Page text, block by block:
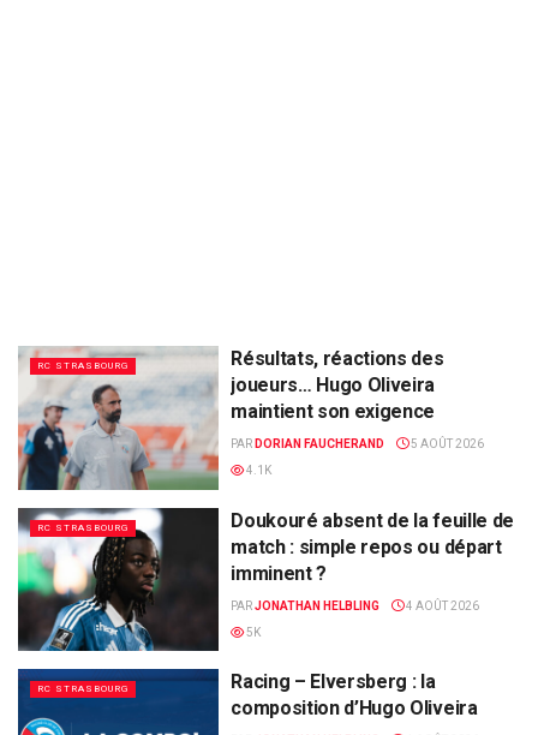
RC STRASBOURG
Résultats, réactions des
joueurs… Hugo Oliveira
maintient son exigence
PAR DORIAN FAUCHERAND
5 AOÛT 2026
4.1K
RC STRASBOURG
Doukouré absent de la feuille de
match : simple repos ou départ
imminent ?
PARJONATHAN HELBLING
4 AOÛT 2026
5K
RC STRASBOURG
Racing – Elversberg : la
composition d’Hugo Oliveira